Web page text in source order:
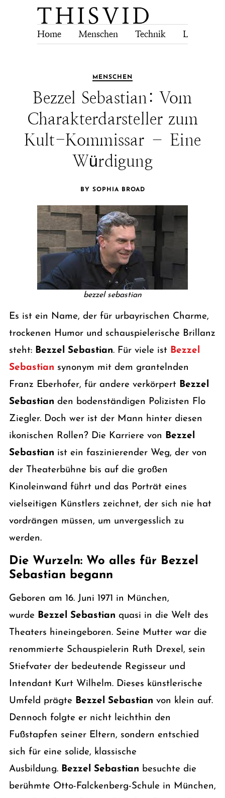
Home Menschen Technik Lebensstil
MENSCHEN
Bezzel Sebastian: Vom
Charakterdarsteller zum
Kult-Kommissar – Eine
Würdigung
BY SOPHIA BROAD
bezzel sebastian
Es ist ein Name, der für urbayrischen Charme,
trockenen Humor und schauspielerische Brillanz
steht: Bezzel Sebastian. Für viele ist Bezzel
Sebastian synonym mit dem grantelnden
Franz Eberhofer, für andere verkörpert Bezzel
Sebastian den bodenständigen Polizisten Flo
Ziegler. Doch wer ist der Mann hinter diesen
ikonischen Rollen? Die Karriere von Bezzel
Sebastian ist ein faszinierender Weg, der von
der Theaterbühne bis auf die großen
Kinoleinwand führt und das Porträt eines
vielseitigen Künstlers zeichnet, der sich nie hat
vordrängen müssen, um unvergesslich zu
werden.
Die Wurzeln: Wo alles für Bezzel
Sebastian begann
Geboren am 16. Juni 1971 in München,
wurde Bezzel Sebastian quasi in die Welt des
Theaters hineingeboren. Seine Mutter war die
renommierte Schauspielerin Ruth Drexel, sein
Stiefvater der bedeutende Regisseur und
Intendant Kurt Wilhelm. Dieses künstlerische
Umfeld prägte Bezzel Sebastian von klein auf.
Dennoch folgte er nicht leichthin den
Fußstapfen seiner Eltern, sondern entschied
sich für eine solide, klassische
Ausbildung. Bezzel Sebastian besuchte die
berühmte Otto-Falckenberg-Schule in München,